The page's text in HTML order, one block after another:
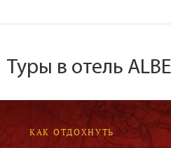
Туры в отель
КАК ОТДОХНУТЬ